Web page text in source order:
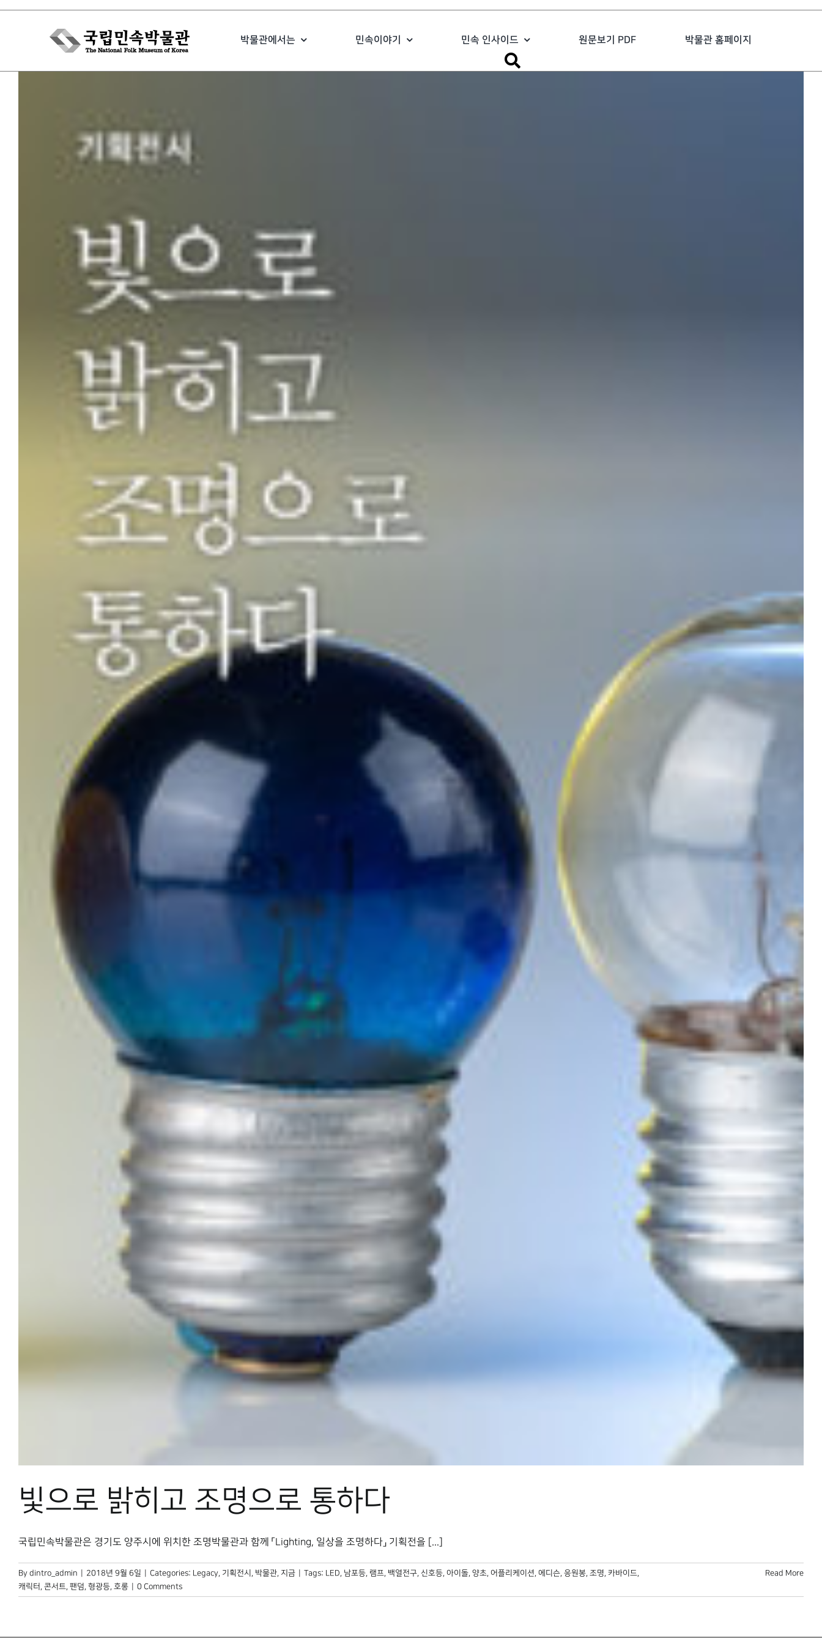
Skip
박물관에서는 민속이야기 민속 인사이드 원문보기 PDF 박물관 홈페이지
빛으로 밝히고 조명으로 통하다
국립민속박물관은 경기도 양주시에 위치한 조명박물관과 함께 「Lighting, 일상을 조명하다」 기획전을 [...]
By dintro_admin 2018년 9월 6일 Categories: Legacy, 기획전시 , 박물관, 지금 Tags: LED, 남포등, 램프, 백열전구, 신호등, 아이돌, 양초, 어플리케이션, 에디슨, 응원봉, 조명, 카바이드,
캐릭터 , 콘서트, 팬덤, 형광등, 호롱 0 Comments
Read More